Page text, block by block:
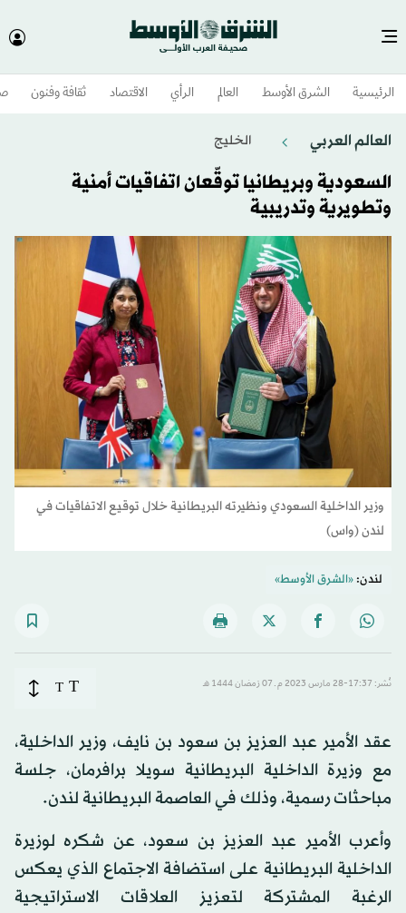
الرئيسية الشرق الأوسط​ العالم الرأي الاقتصاد ثقافة وفنون
العالم العربي الخليج
السعودية وبريطانيا توقّعان اتفاقيات أمنية
وتطويرية وتدريبية
وزير الداخلية السعودي ونظيرته البريطانية خلال توقيع الاتفاقيات في
لندن (واس)
لندن:«الشرق الأوسط»
نُشر: 17:37-28 مارس 2023 م ـ 07 رَمضان 1444 هـ T
T
عقد الأمير عبد العزيز بن سعود بن نايف، وزير الداخلية،
مع وزيرة الداخلية البريطانية سويلا برافرمان، جلسة
مباحثات رسمية، وذلك في العاصمة البريطانية لندن.
وأعرب الأمير عبد العزيز بن سعود، عن شكره لوزيرة
الداخلية البريطانية على استضافة الاجتماع الذي يعكس
الرغبة المشتركة لتعزيز العلاقات الاستراتيجية